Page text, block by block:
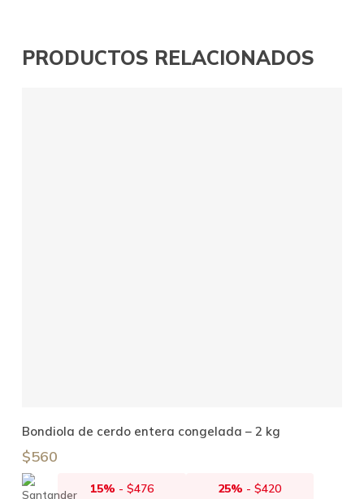
PRODUCTOS RELACIONADOS
Añadir Al Carrito
Bondiola de cerdo entera congelada – 2 kg
$560
15% - $476 25% -$420